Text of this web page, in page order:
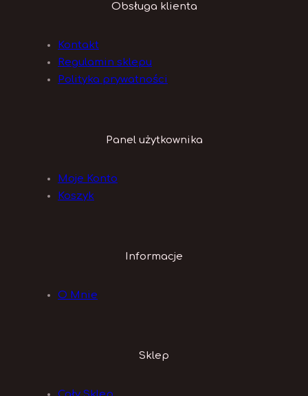
Obsługa klienta
Kontakt
Regulamin sklepu
Polityka prywatności
Panel użytkownika
Moje Konto
Koszyk
Informacje
O Mnie
Sklep